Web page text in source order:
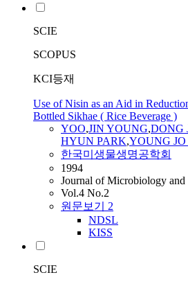
SCIE
SCOPUS
KCI등재
Use of Nisin as an Aid in
Bottled Sikhae ( Rice Beverage )
YOO,JIN YOUNG,DONG
HYUN PARK,YOUNG
한국미생물생명공학회
1994
Journal of Microbiology
Vol.4 No.2
원문보기 2
NDSL
KISS
SCIE